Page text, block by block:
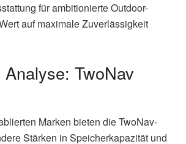
für ambitionierte Outdoor-
auf maximale Zuverlässigkeit
TwoNav
Marken bieten die TwoNav-
Stärken in Speicherkapazität und